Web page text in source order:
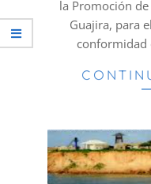
la Promoción
Guajira, para
conformidad